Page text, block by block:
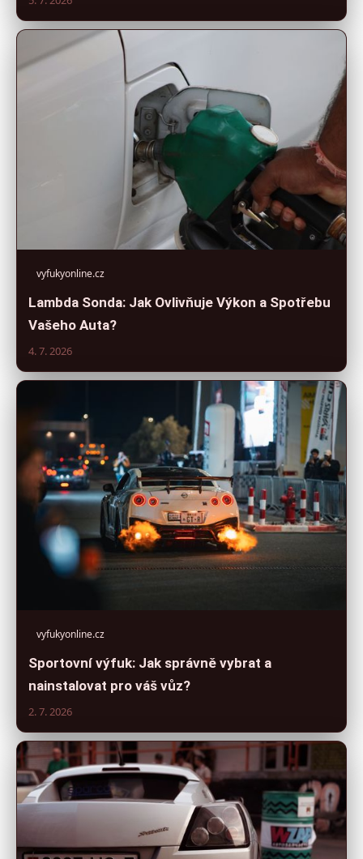
vyfukyonline.cz
Lambda Sonda: Jak Ovlivňuje Výkon a Spotřebu
Vašeho Auta?
4. 7. 2026
vyfukyonline.cz
Sportovní výfuk: Jak správně vybrat a
nainstalovat pro váš vůz?
2. 7. 2026